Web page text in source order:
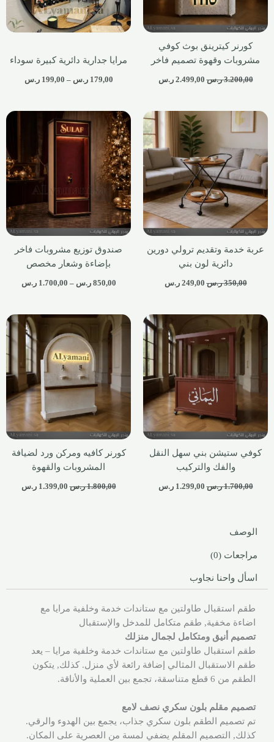
كورنر كيترينق بوث كوفي
مشروبات وقهوة تصميم فاخر
3.200,00 ر.س 2.499,00 ر.س
مرايا جدارية دائرية كبيرة سوداء
179,00 ر.س –
199,00 ر.س
عربة خدمة وتقديم ترولي دورين
دائرية لون بني
350,00 ر.س 249,00 ر.س
صندوق توزيع مشروبات فاخر
بإضاءة وشعار مخصص
850,00 ر.س –
1.700,00 ر.س
كوفي ستيشن بني سهل النقل
والفك والتركيب
1.700,00 ر.س 1.299,00 ر.س
كورنر كافيه ومركن ورد لضيافة
المشروبات والقهوة
1.800,00 ر.س 1.399,00 ر.س
الوصف
مراجعات (0)
اسأل واحنا نجاوب
طقم استقبال طاولتين مع ستاندات خدمة وخلفية مرايا مع
اضاءة مخفية, طقم متكامل للمدخل والإستقبال
تصميم أنيق ومتكامل لجمال منزلك
طقم استقبال طاولتين مع ستاندات خدمة وخلفية مرايا – يعد
طقم الاستقبال المثالي إضافة رائعة لأي منزل. كذلك, يتكون
الطقم من 6 قطع متناسقة، تجمع بين العملية والأناقة.
تصميم مقلم بلون سكري نصف لامع
تم تصميم الطقم بلون سكري جذاب، يجمع بين الهدوء والرقي.
كذلك, التصميم المقلم يضفي لمسة من العصرية على المكان.